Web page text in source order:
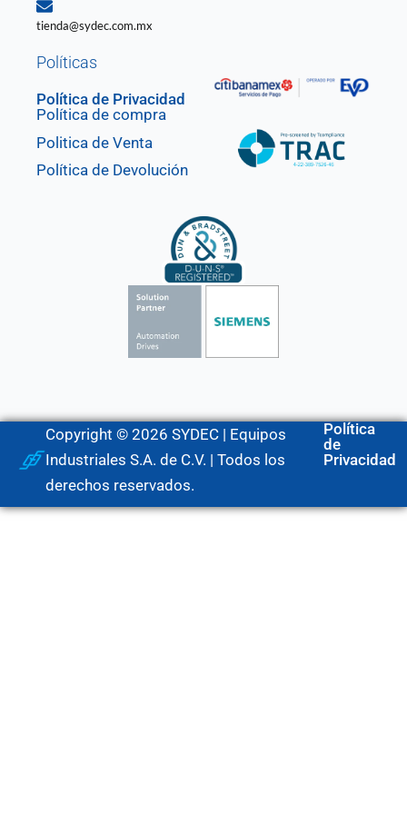
tienda@sydec.com.mx
Políticas
Política de Privacidad
Política de compra
Politica de Venta
Política de Devolución
Copyright © 2026 SYDEC | Equipos
Industriales S.A. de C.V. | Todos los
derechos reservados.
Política
de
Privacidad